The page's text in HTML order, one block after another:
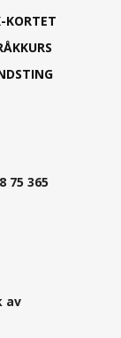
KORTET
75 365
av